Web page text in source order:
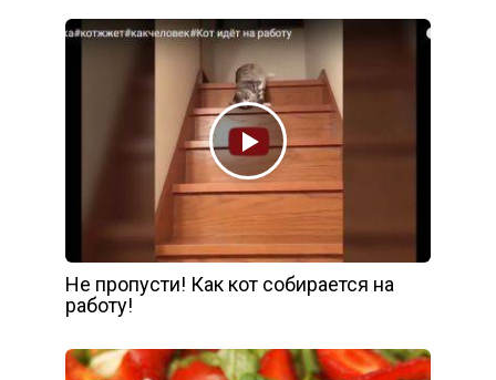
Не пропусти! Как кот собирается на
работу!